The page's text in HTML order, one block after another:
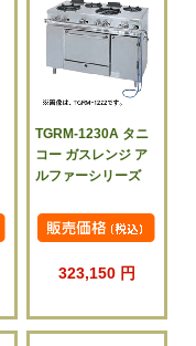
TGRM-1230A タニ
コー ガスレンジ ア
ルファーシリーズ
323,150 円